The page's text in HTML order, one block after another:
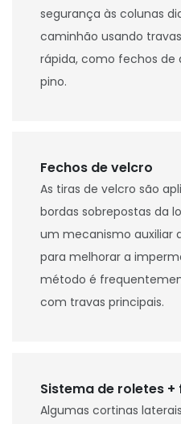
segurança às colunas
caminhão usando
rápida, como fechos de
pino.
Fechos de velcro
As tiras de velcro são
bordas sobrepostas da
um mecanismo auxiliar
para melhorar a
método é
com travas principais.
Sistema de roletes +
Algumas cortinas